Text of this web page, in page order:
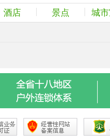
酒店 景点 城